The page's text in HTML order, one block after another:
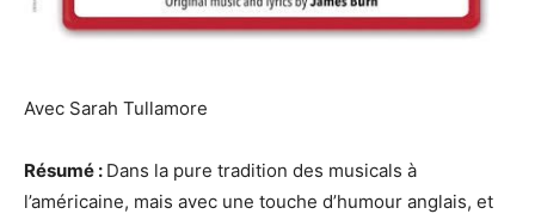
Avec Sarah Tullamore
Résumé : Dans la pure tradition des musicals à
l’américaine, mais avec une touche d’humour anglais, et